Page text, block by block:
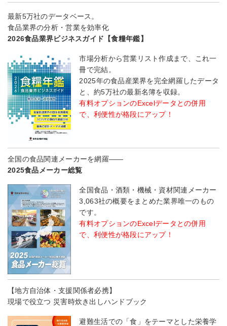
最新5万社のデータベース。
食品業界の分析・営業を効率化
2026食品業界ビジネスガイド【食糧年鑑】
市場分析から営業リスト作成まで、これ一
冊で完結。
2025年の食品産業界を完全網羅したデータ
と、約5万社の最新名簿を収録。
有料オプションのExcelデータとの併用
で、利便性が格段にアップ！
全国の食品関連メーカーを網羅――
2025食品メーカー総覧
全国食品・酒類・機械・資材関連メーカー
3,063社の概要をまとめた業界唯一のもの
です。
有料オプションのExcelデータとの併用
で、利便性が格段にアップ！
【地方自治体・支援関係者必携】
現場で役立つ 災害時炊き出しハンドブック
避難生活での「食」をテーマとした栄養学